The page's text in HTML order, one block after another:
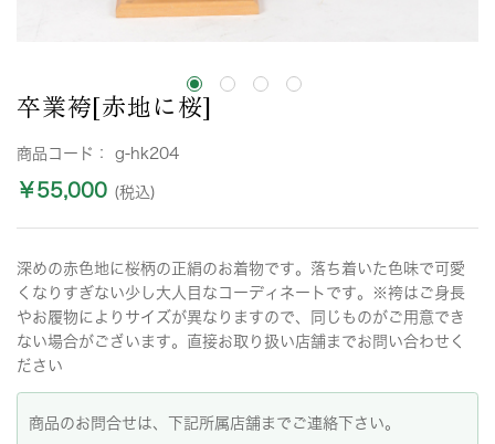
卒業袴[赤地に桜]
商品コード： g-hk204
￥55,000 (税込)
深めの赤色地に桜柄の正絹のお着物です。落ち着いた色味で可愛
くなりすぎない少し大人目なコーディネートです。※袴はご身長
やお履物によりサイズが異なりますので、同じものがご用意でき
ない場合がございます。直接お取り扱い店舗までお問い合わせく
ださい
商品のお問合せは、下記所属店舗までご連絡下さい。